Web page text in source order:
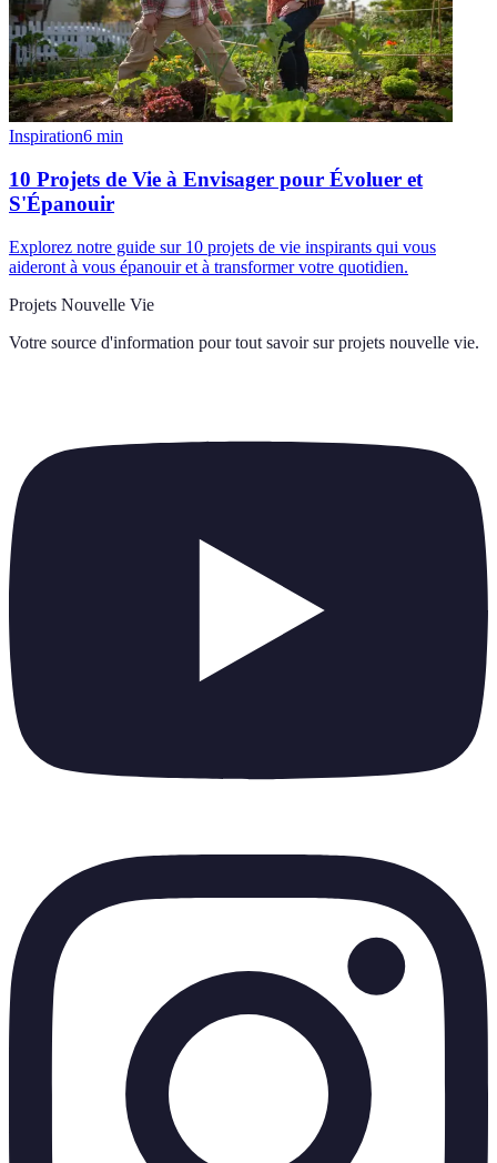
Inspiration6 min
10 Projets de Vie à Envisager pour Évoluer et
S'Épanouir
Explorez notre guide sur 10 projets de vie inspirants qui vous
aideront à vous épanouir et à transformer votre quotidien.
Projets Nouvelle Vie
Votre source d'information pour tout savoir sur projets nouvelle vie.